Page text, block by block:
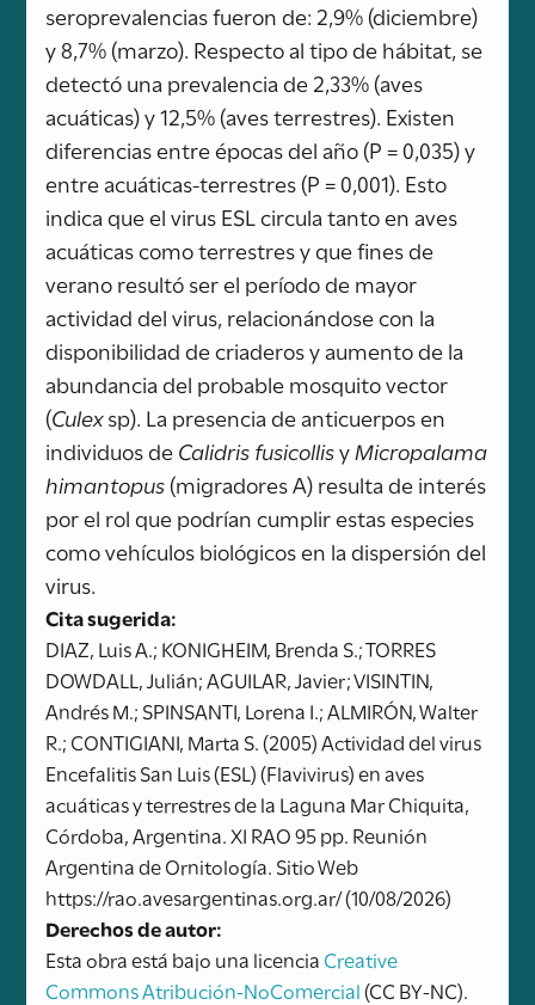
seroprevalencias fueron de: 2,9% (diciembre)
y 8,7% (marzo). Respecto al tipo de hábitat, se
detectó una prevalencia de 2,33% (aves
acuáticas) y 12,5% (aves terrestres). Existen
diferencias entre épocas del año (P = 0,035) y
entre acuáticas-terrestres (P = 0,001). Esto
indica que el virus ESL circula tanto en aves
acuáticas como terrestres y que fines de
verano resultó ser el período de mayor
actividad del virus, relacionándose con la
disponibilidad de criaderos y aumento de la
abundancia del probable mosquito vector
(Culexsp). La presencia de anticuerpos en
individuos deCalidris fusicollisyMicropalama
himantopus(migradores A) resulta de interés
por el rol que podrían cumplir estas especies
como vehículos biológicos en la dispersión del
virus.
Cita sugerida:
DIAZ, Luis A.; KONIGHEIM, Brenda S.; TORRES
DOWDALL, Julián; AGUILAR, Javier; VISINTIN,
Andrés M.; SPINSANTI, Lorena I.; ALMIRÓN, Walter
R.; CONTIGIANI, Marta S. (2005) Actividad del virus
Encefalitis San Luis (ESL) (Flavivirus) en aves
acuáticas y terrestres de la Laguna Mar Chiquita,
Córdoba, Argentina. XI RAO 95 pp. Reunión
Argentina de Ornitología. Sitio Web
https://rao.avesargentinas.org.ar/ (10/08/2026)
Derechos de autor:
Esta obra está bajo una licencia Creative
Commons Atribución-NoComercial(CC BY-NC).